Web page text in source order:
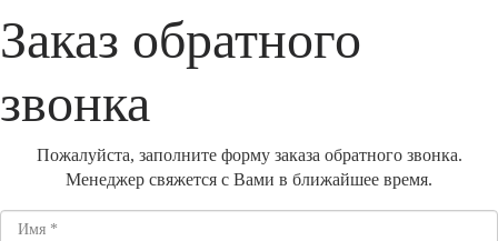
Заказ обратного
звонка
Пожалуйста, заполните форму заказа обратного звонка.
Менеджер свяжется с Вами в ближайшее время.